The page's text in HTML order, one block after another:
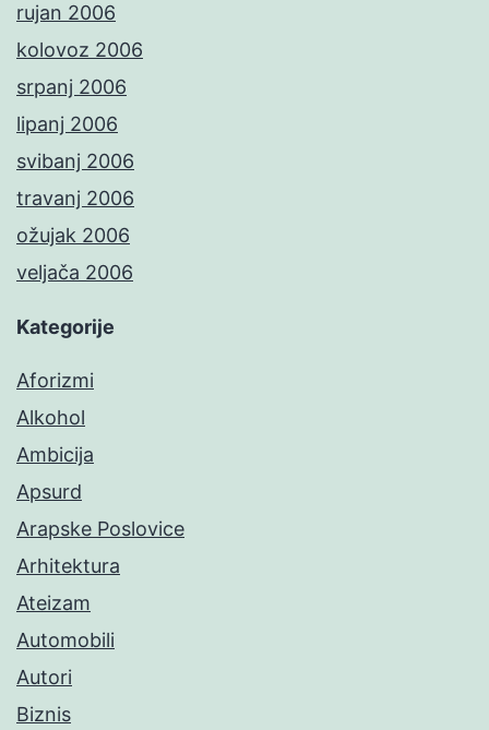
rujan 2006
kolovoz 2006
srpanj 2006
lipanj 2006
svibanj 2006
travanj 2006
ožujak 2006
veljača 2006
Kategorije
Aforizmi
Alkohol
Ambicija
Apsurd
Arapske Poslovice
Arhitektura
Ateizam
Automobili
Autori
Biznis